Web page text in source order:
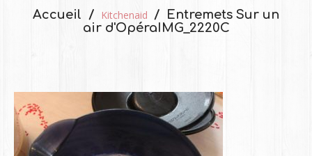
Accueil Kitchenaid
Entremets Sur un
air d'OpéraIMG_2220C